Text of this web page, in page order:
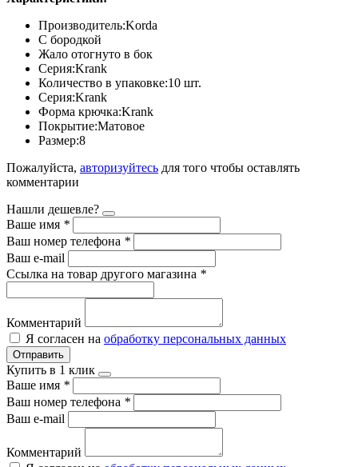
Производитель:Korda
С бородкой
Жало отогнуто в бок
Серия:Krank
Количество в упаковке:10 шт.
Серия:Krank
Форма крючка:Krank
Покрытие:Матовое
Размер:8
Пожалуйста, авторизуйтесь для того чтобы оставлять
комментарии
Нашли дешевле?
Ваше имя *
Ваш номер телефона *
Ваш e-mail
Ссылка на товар другого магазина *
Комментарий
Я согласен на обработку персональных данных
Отправить
Купить в 1 клик
Ваше имя *
Ваш номер телефона *
Ваш e-mail
Комментарий